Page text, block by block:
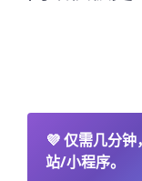
💜仅需几分钟
站/小程序。